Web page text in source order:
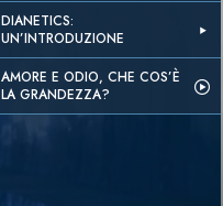
DIANETICS:
UN’INTRODUZIONE
AMORE E ODIO, CHE COS’È
LA GRANDEZZA?